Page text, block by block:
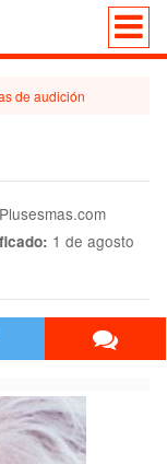
de audición
1 de agosto